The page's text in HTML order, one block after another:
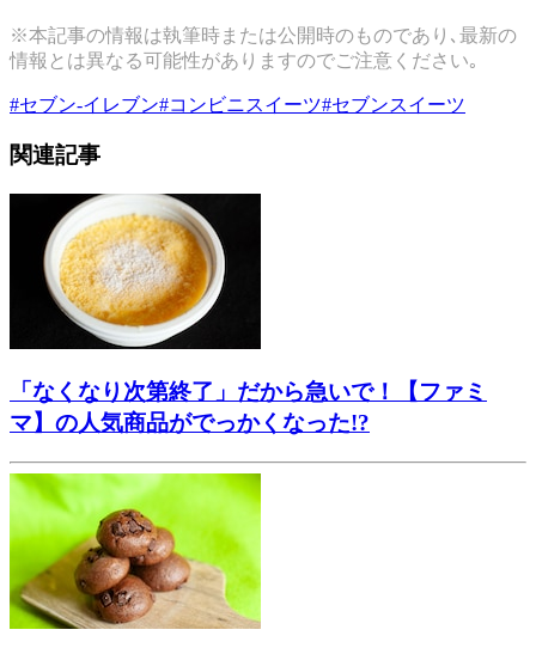
※本記事の情報は執筆時または公開時のものであり､最新の
情報とは異なる可能性がありますのでご注意ください｡
#セブン-イレブン#コンビニスイーツ#セブンスイーツ
関連記事
「なくなり次第終了」だから急いで！【ファミ
マ】の人気商品がでっかくなった!?